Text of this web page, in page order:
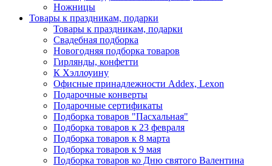
Ножницы
Товары к праздникам, подарки
Товары к праздникам, подарки
Свадебная подборка
Новогодняя подборка товаров
Гирлянды, конфетти
К Хэллоуину
Офисные принадлежности Addex, Lexon
Подарочные конверты
Подарочные сертификаты
Подборка товаров "Пасхальная"
Подборка товаров к 23 февраля
Подборка товаров к 8 марта
Подборка товаров к 9 мая
Подборка товаров ко Дню святого Валентина